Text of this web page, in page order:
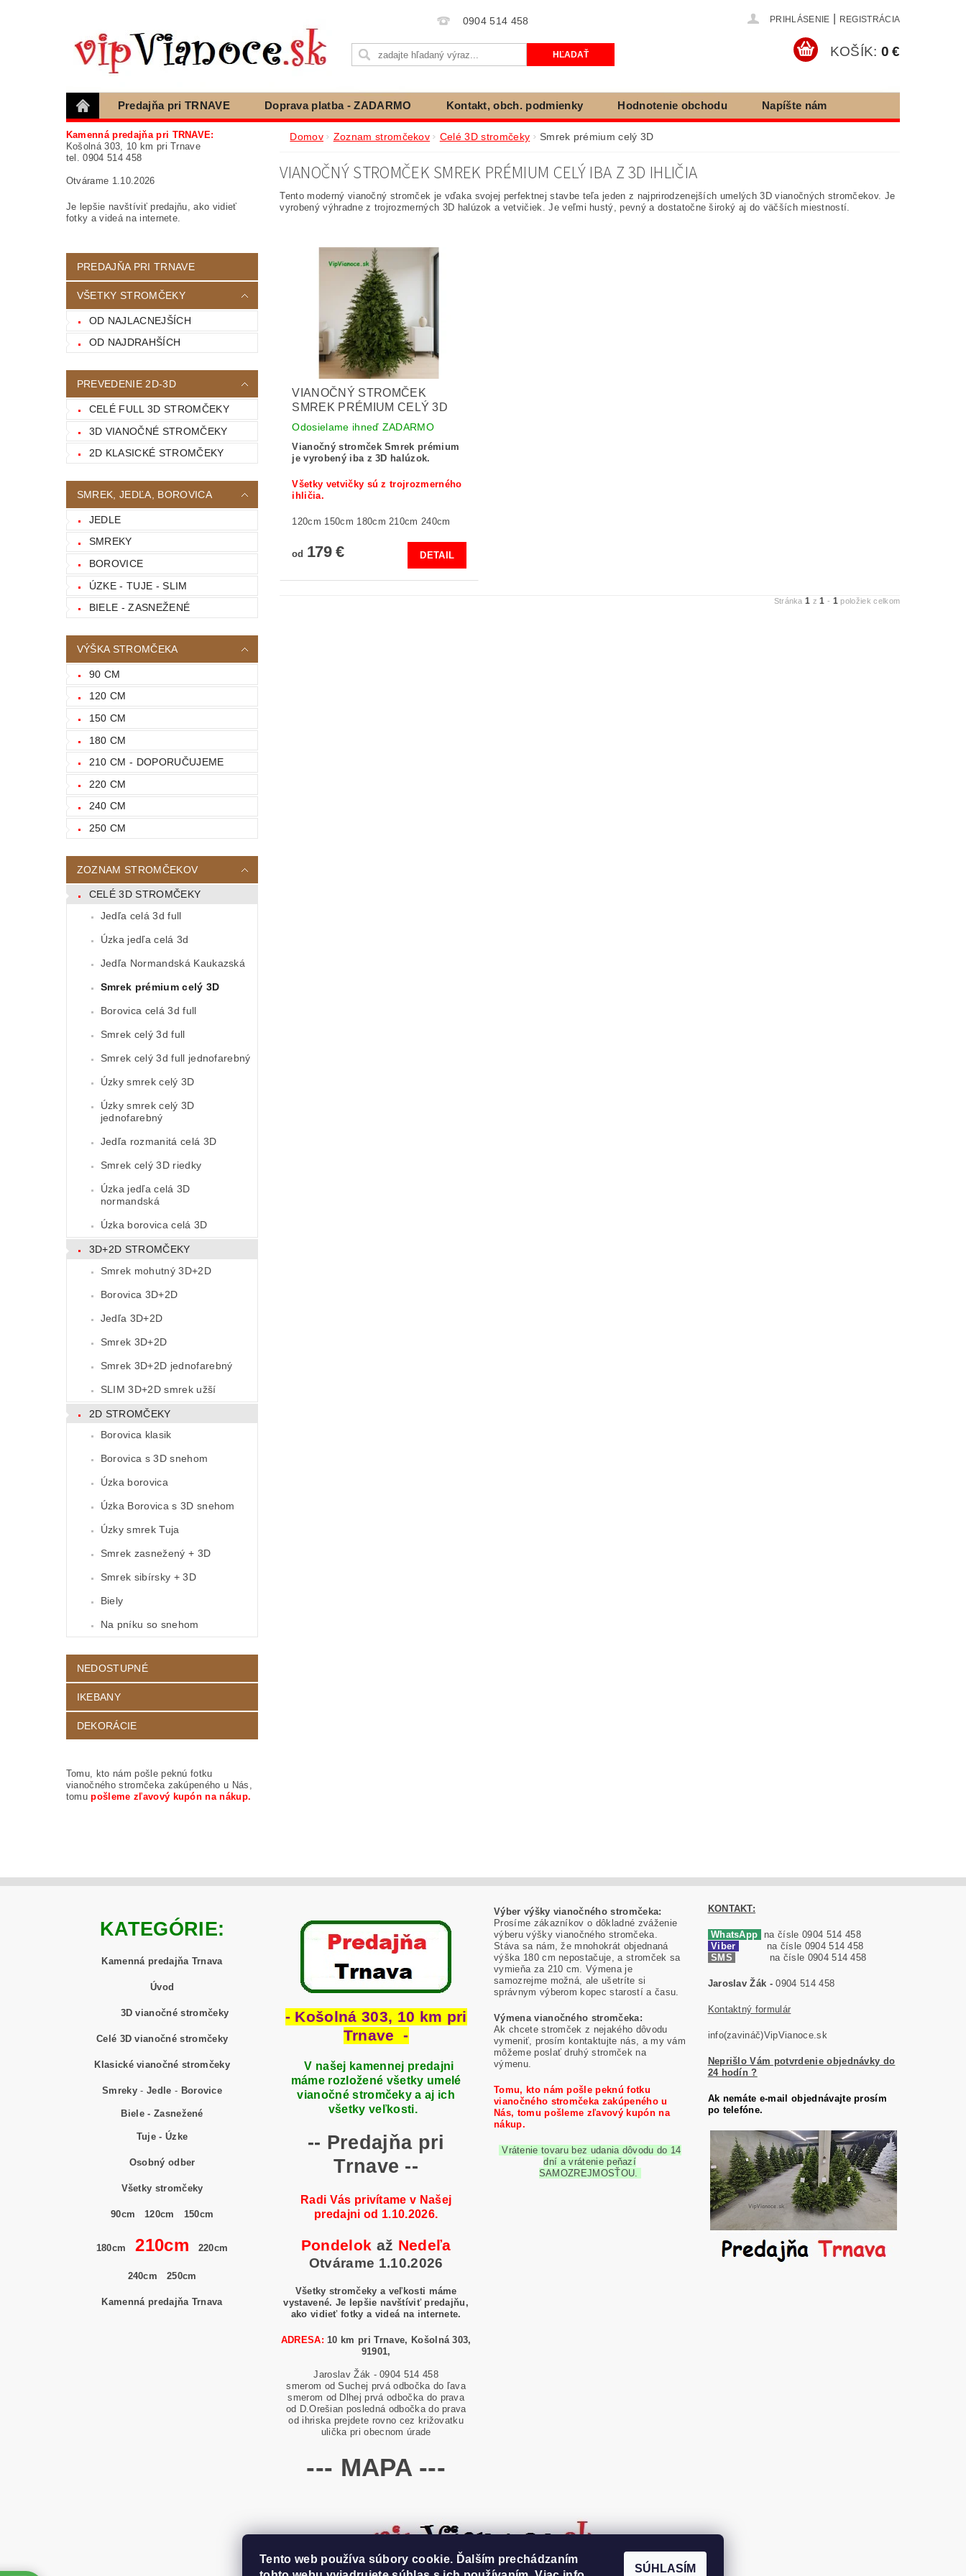
0904 514 458 PRIHLÁSENIE REGISTRÁCIA
KOŠÍK: 0 €
Predajňa pri TRNAVE Doprava platba - ZADARMO Kontakt, obch. podmienky Hodnotenie obchodu Napíšte nám
Blog Ako nakupovať, otázky Podmienky ochrany osobných údajov Cookies Vrátenie tovaru
Kamenná predajňa pri TRNAVE:
Košolná 303, 10 km pri Trnave
tel. 0904 514 458
Otvárame 1.10.2026
Je lepšie navštíviť predajňu, ako vidieť
fotky a videá na internete.
PREDAJŇA PRI TRNAVE
VŠETKY STROMČEKY
OD NAJLACNEJŠÍCH
OD NAJDRAHŠÍCH
PREVEDENIE 2D-3D
CELÉ FULL 3D STROMČEKY
3D VIANOČNÉ STROMČEKY
2D KLASICKÉ STROMČEKY
SMREK, JEDĽA, BOROVICA
JEDLE
SMREKY
BOROVICE
ÚZKE - TUJE - SLIM
BIELE - ZASNEŽENÉ
VÝŠKA STROMČEKA
90 CM
120 CM
150 CM
180 CM
210 CM - DOPORUČUJEME
220 CM
240 CM
250 CM
ZOZNAM STROMČEKOV
CELÉ 3D STROMČEKY
Jedľa celá 3d full
Úzka jedľa celá 3d
Jedľa Normandská Kaukazská
Smrek prémium celý 3D
Borovica celá 3d full
Smrek celý 3d full
Smrek celý 3d full jednofarebný
Úzky smrek celý 3D
Úzky smrek celý 3D
jednofarebný
Jedľa rozmanitá celá 3D
Smrek celý 3D riedky
Úzka jedľa celá 3D
normandská
Úzka borovica celá 3D
3D+2D STROMČEKY
Smrek mohutný 3D+2D
Borovica 3D+2D
Jedľa 3D+2D
Smrek 3D+2D
Smrek 3D+2D jednofarebný
SLIM 3D+2D smrek užší
2D STROMČEKY
Borovica klasik
Borovica s 3D snehom
Úzka borovica
Úzka Borovica s 3D snehom
Úzky smrek Tuja
Smrek zasnežený + 3D
Smrek sibírsky + 3D
Biely
Na pníku so snehom
NEDOSTUPNÉ
IKEBANY
DEKORÁCIE
Tomu, kto nám pošle peknú fotku
vianočného stromčeka zakúpeného u Nás,
tomupošleme zľavový kupón na nákup.
Domov Zoznam stromčekov Celé 3D stromčeky Smrek prémium celý 3D
VIANOČNÝ STROMČEK SMREK PRÉMIUM CELÝ IBA Z 3D IHLIČIA
Tento moderný vianočný stromček je vďaka svojej perfektnej stavbe teľa jeden z najprirodzenejších umelých 3D vianočných stromčekov. Je
vyrobený výhradne z trojrozmerných 3D halúzok a vetvičiek. Je veľmi hustý, pevný a dostatočne široký aj do väčších miestností.
VIANOČNÝ STROMČEK
SMREK PRÉMIUM CELÝ 3D
Odosielame ihneď ZADARMO
Vianočný stromček Smrek prémium
je vyrobený iba z 3D halúzok.
Všetky vetvičky sú z trojrozmerného
ihličia.
120cm 150cm 180cm 210cm 240cm
od 179 € DETAIL
Stránka1 z1 - 1 položiek celkom
KATEGÓRIE:
Kamenná predajňa Trnava
Úvod
3D vianočné stromčeky
Celé 3D vianočné stromčeky
Klasické vianočné stromčeky
Smreky - Jedle - Borovice
Biele - Zasnežené
Tuje - Úzke
Osobný odber
Všetky stromčeky
90cm 120cm 150cm
180cm 210cm 220cm
240cm 250cm
Kamenná predajňa Trnava
- Košolná 303, 10 km pri
Trnave -
V našej kamennej predajni
máme rozložené všetky umelé
vianočné stromčeky a aj ich
všetky veľkosti.
-- Predajňa pri
Trnave --
Radi Vás privítame v Našej
predajni od 1.10.2026.
Pondelok až Nedeľa
Otvárame 1.10.2026
Všetky stromčeky a veľkosti máme
vystavené. Je lepšie navštíviť predajňu,
ako vidieť fotky a videá na internete.
ADRESA:10 km pri Trnave, Košolná 303,
91901,
Jaroslav Žák - 0904 514 458
smerom od Suchej prvá odbočka do ľava
smerom od Dlhej prvá odbočka do prava
od D.Orešian posledná odbočka do prava
od ihriska prejdete rovno cez križovatku
ulička pri obecnom úrade
--- MAPA ---
Výber výšky vianočného stromčeka:
Prosíme zákazníkov o dôkladné zváženie
výberu výšky vianočného stromčeka.
Stáva sa nám, že mnohokrát objednaná
výška 180 cm nepostačuje, a stromček sa
vymieňa za 210 cm. Výmena je
samozrejme možná, ale ušetríte si
správnym výberom kopec starostí a času.
Výmena vianočného stromčeka:
Ak chcete stromček z nejakého dôvodu
vymeniť, prosím kontaktujte nás, a my vám
môžeme poslať druhý stromček na
výmenu.
Tomu, kto nám pošle peknú fotku
vianočného stromčeka zakúpeného u
Nás, tomu pošleme zľavový kupón na
nákup.
Vrátenie tovaru bez udania dôvodu do 14
dní a vrátenie peňazí
SAMOZREJMOSŤOU.
KONTAKT:
WhatsApp
na čísle 0904 514 458
Viber
na čísle 0904 514 458
SMS
na čísle 0904 514 458
Jaroslav Žák -0904 514 458
Kontaktný formulár
info(zavináč)VipVianoce.sk
Neprišlo Vám potvrdenie objednávky do
24 hodín ?
Ak nemáte e-mail objednávajte prosím
po telefóne.
Tento web používa súbory cookie. Ďalším prechádzaním
SÚHLASÍM